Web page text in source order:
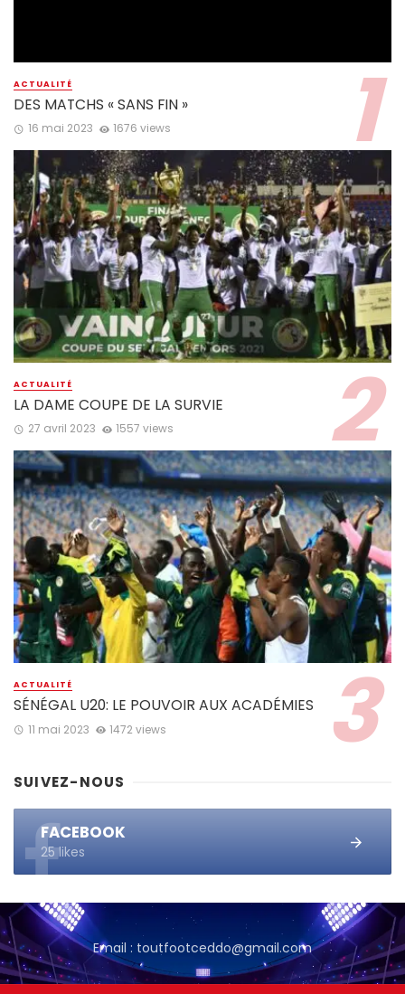
ACTUALITÉ
DES MATCHS « SANS FIN »
16 mai 2023 1676 views
ACTUALITÉ
LA DAME COUPE DE LA SURVIE
27 avril 2023 1557 views
ACTUALITÉ
SÉNÉGAL U20: LE POUVOIR AUX ACADÉMIES
11 mai 2023 1472 views
SUIVEZ-NOUS
FACEBOOK
25 likes
Email : toutfootceddo@gmail.com